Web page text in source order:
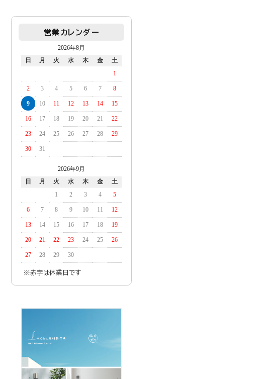
営業カレンダー
2026年8月
日
月 火 水 木 金
土
1
2 3 4 5 6 7 8
9 10 11 12 13 14 15
16 17 18 19 20 21 22
23 24 25 26 27 28 29
30 31
2026年9月
日
月 火 水 木 金
土
1
2 3 4 5
6 7 8 9 10 11 12
13 14 15 16 17 18 19
20 21 22 23 24 25 26
27 28 29 30
※赤字は休業日です